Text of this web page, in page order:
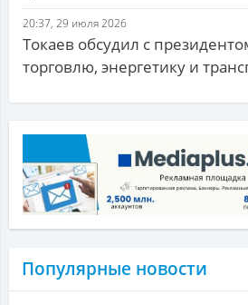
20:37, 29 июля 2026
Токаев обсудил с
торговлю, энергетику и
Популярные новости